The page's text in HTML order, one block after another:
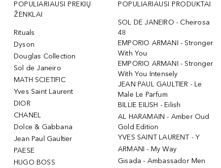
POPULIARIAUSI PREKIŲ
ŽENKLAI
Rituals
Dyson
Douglas Collection
Sol de Janeiro
MATH SCIETIFIC
Yves Saint Laurent
DIOR
CHANEL
Dolce & Gabbana
Jean Paul Gaultier
PAESE
HUGO BOSS
POPULIARIAUSI PRODUKTAI
SOL DE JANEIRO - Cheirosa
48
EMPORIO ARMANI - Stronger
With You
EMPORIO ARMANI - Stronger
With You Intensely
JEAN PAUL GAULTIER - Le
Male Le Parfum
BILLIE EILISH - Eilish
AL HARAMAIN - Amber Oud
Gold Edition
YVES SAINT LAURENT - Y
ARMANI - My Way
Gisada - Ambassador Men